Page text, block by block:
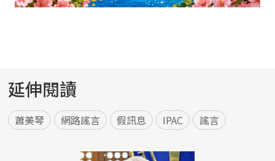
延伸閱讀
蕭美琴 網路謠言 假訊息 IPAC 謠言